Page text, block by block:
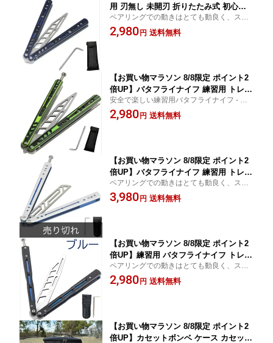
用 刃無し 未開刃 折りたたみ式 初心者
対応 G10のハンドル ブルー 銅製ボール
スペーサー 精密ネジ 男の子 子供 誕生
ペアリングでの動きはとても動良く、スム
ーズに動作 安心に滑らかに遊べる
2,980 円 送料無料
【お買い物マラソン 8/8限定 ポイント2
倍UP】バタフライナイフ 練習用 トレー
ニング用 刃無し 未開刃 折りたたみ式
初心者対応 G10のハンドル 銅製ボール
安全で楽しい練習用バタフライナイフ - 子
供のプレゼントに最適 スーパーSALE お買
い物マラソン
2,980 円 送料無料
【お買い物マラソン 8/8限定 ポイント2
倍UP】バタフライナイフ 練習用 トレー
ニング用 刃無し 折りたたみ式 初心者対
応 G10のハンドル (ホワイト
ペアリングでの動きはとても動良く、スム
ーズに動作 安心に滑らかに遊べる お買い物
マラソン スーパーSALE
3,980 円 送料無料
【お買い物マラソン 8/8限定 ポイント2
倍UP】練習用 バタフライナイフ トレー
ニング用 刃無し 折りたたみ式 初心者対
応 G10のハンドル rainbow 送料無料 e1
ペアリングでの動きはとても動良く、スム
ーズに動作 安心に滑らかに遊べる
2,980 円 送料無料
【お買い物マラソン 8/8限定 ポイント2
倍UP】カセットボンベ ケース カセット